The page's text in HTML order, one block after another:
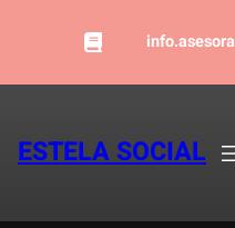
ESTELA SOCIAL